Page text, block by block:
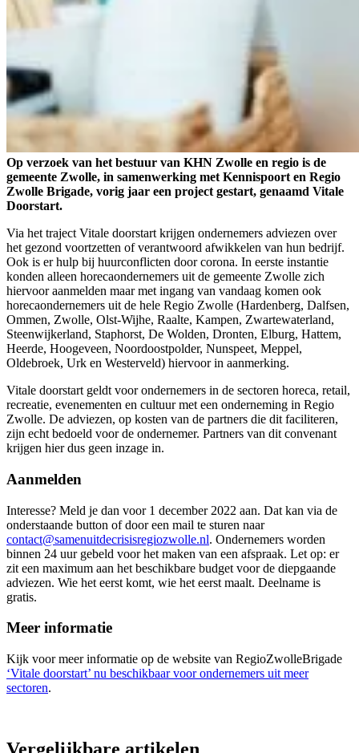
Op verzoek van het bestuur van KHN Zwolle en regio is de
gemeente Zwolle, in samenwerking met Kennispoort en Regio
Zwolle Brigade, vorig jaar een project gestart, genaamd Vitale
Doorstart.
Via het traject Vitale doorstart krijgen ondernemers adviezen over
het gezond voortzetten of verantwoord afwikkelen van hun bedrijf.
Ook is er hulp bij huurconflicten door corona. In eerste instantie
konden alleen horecaondernemers uit de gemeente Zwolle zich
hiervoor aanmelden maar met ingang van vandaag komen ook
horecaondernemers uit de hele Regio Zwolle (Hardenberg, Dalfsen,
Ommen, Zwolle, Olst-Wijhe, Raalte, Kampen, Zwartewaterland,
Steenwijkerland, Staphorst, De Wolden, Dronten, Elburg, Hattem,
Heerde, Hoogeveen, Noordoostpolder, Nunspeet, Meppel,
Oldebroek, Urk en Westerveld) hiervoor in aanmerking.
Vitale doorstart geldt voor ondernemers in de sectoren horeca, retail,
recreatie, evenementen en cultuur met een onderneming in Regio
Zwolle. De adviezen, op kosten van de partners die dit faciliteren,
zijn echt bedoeld voor de ondernemer. Partners van dit convenant
krijgen hier dus geen inzage in.
Aanmelden
Interesse? Meld je dan voor 1 december 2022 aan. Dat kan via de
onderstaande button of door een mail te sturen naar
contact@samenuitdecrisisregiozwolle.nl. Ondernemers worden
binnen 24 uur gebeld voor het maken van een afspraak. Let op: er
zit een maximum aan het beschikbare budget voor de diepgaande
adviezen. Wie het eerst komt, wie het eerst maalt. Deelname is
gratis.
Meer informatie
Kijk voor meer informatie op de website van RegioZwolleBrigade
‘Vitale doorstart’ nu beschikbaar voor ondernemers uit meer
sectoren.